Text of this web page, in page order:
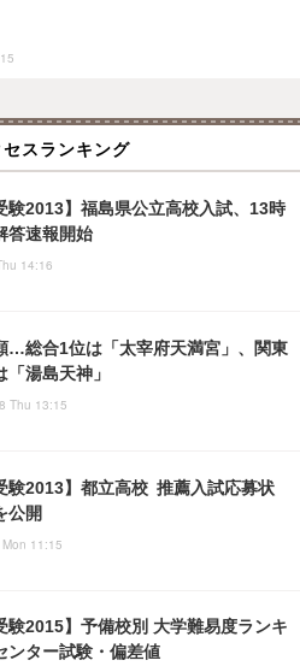
スランキング
験2013】福島県公立高校入試、13時
答速報開始
14:16
…総合1位は「太宰府天満宮」、関東
「湯島天神」
Thu 13:15
験2013】都立高校 推薦入試応募状
公開
11:15
験2015】予備校別 大学難易度ランキ
ター試験・偏差値